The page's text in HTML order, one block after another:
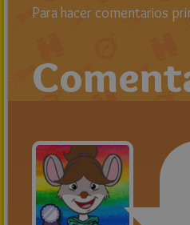
Para hacer comentarios